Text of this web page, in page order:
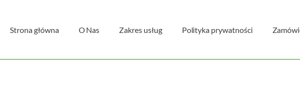
Strona główna O Nas Zakres usług Polityka prywatności